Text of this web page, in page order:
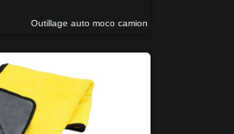
Outillage auto moco camion